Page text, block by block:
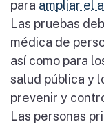
para ampliar el
Las pruebas
médica de
así como para
salud pública y
prevenir y
Las personas